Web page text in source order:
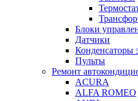
Блоки
Датчики
Конденсаторы
Пульты
Ремонт
ACURA
ALFA ROMEO